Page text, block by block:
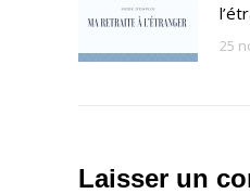
25
Laisser un